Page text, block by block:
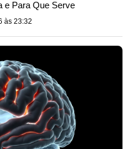
e Para Que Serve
às 23:32